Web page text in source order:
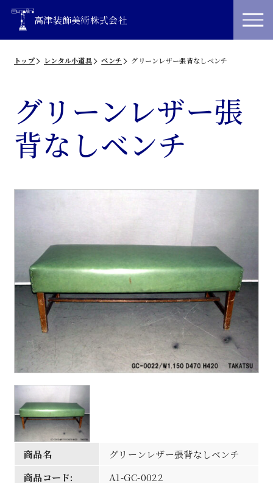
高津装飾美術株式会社
トップ レンタル小道具 ベンチ グリーンレザー張背なしベンチ
グリーンレザー張
背なしベンチ
商品名
グリーンレザー張背なしベンチ
商品コード:
A1-GC-0022